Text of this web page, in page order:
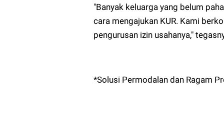
"Banyak keluarga yang belum
cara mengajukan KUR. Kami
pengurusan izin usahanya,"
*Solusi Permodalan dan Ragam